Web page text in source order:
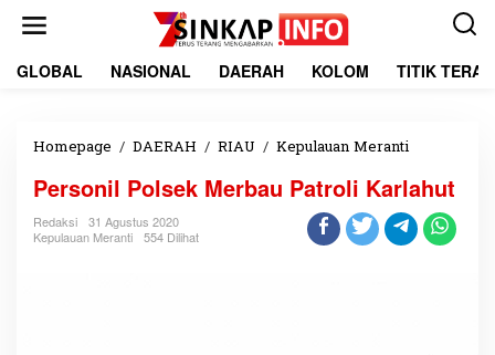
GLOBAL NASIONAL DAERAH KOLOM TITIK
Homepage / DAERAH / RIAU / Kepulauan Meranti
r
o
n
Personil Polsek Merbau Patroli Karlahut
Redaksi
31 Agustus 2020
Kepulauan Meranti
554 Dilihat